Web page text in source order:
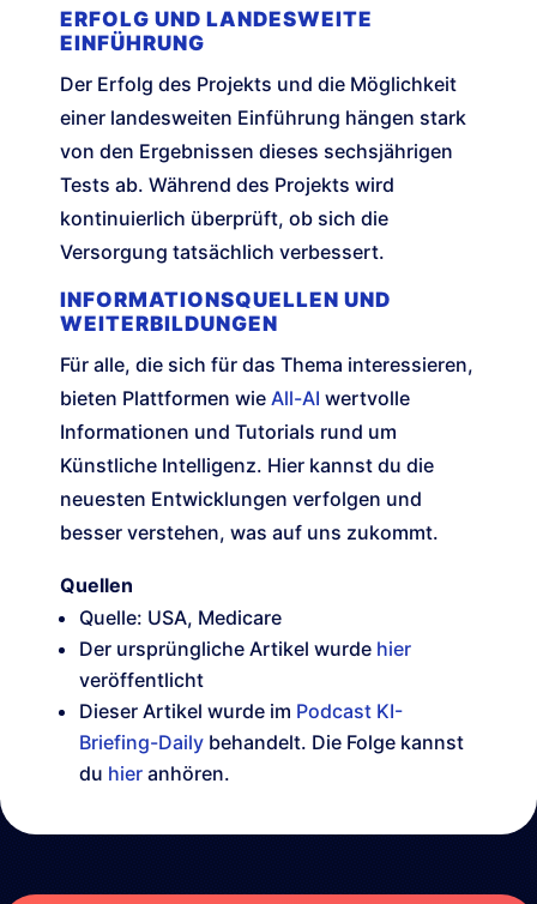
ERFOLG UND LANDESWEITE
EINFÜHRUNG
Der Erfolg des Projekts und die Möglichkeit
einer landesweiten Einführung hängen stark
von den Ergebnissen dieses sechsjährigen
Tests ab. Während des Projekts wird
kontinuierlich überprüft, ob sich die
Versorgung tatsächlich verbessert.
INFORMATIONSQUELLEN UND
WEITERBILDUNGEN
Für alle, die sich für das Thema interessieren,
bieten Plattformen wie All-AI wertvolle
Informationen und Tutorials rund um
Künstliche Intelligenz. Hier kannst du die
neuesten Entwicklungen verfolgen und
besser verstehen, was auf uns zukommt.
Quellen
Quelle: USA, Medicare
Der ursprüngliche Artikel wurde hier
veröffentlicht
Dieser Artikel wurde im Podcast KI-
Briefing-Daily behandelt. Die Folge kannst
du hier anhören.